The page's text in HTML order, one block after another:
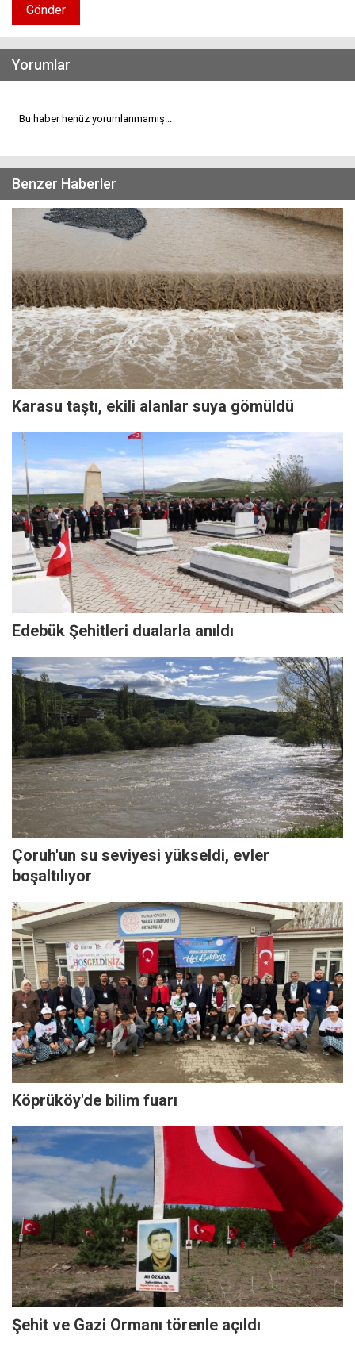
Gönder
Yorumlar
Bu haber henüz yorumlanmamış...
Benzer Haberler
Karasu taştı, ekili alanlar suya gömüldü
Edebük Şehitleri dualarla anıldı
Çoruh'un su seviyesi yükseldi, evler
boşaltılıyor
Köprüköy'de bilim fuarı
Şehit ve Gazi Ormanı törenle açıldı